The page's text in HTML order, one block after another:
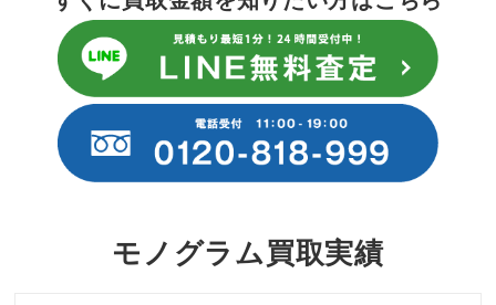
モノグラム買取実績